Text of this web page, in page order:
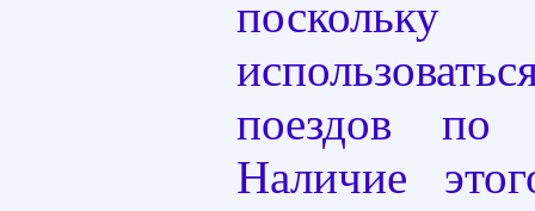
поездов по
Наличие